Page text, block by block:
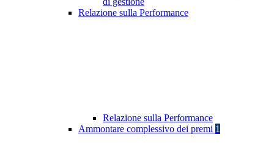
Relazione sulla Performance
Relazione sulla Performance
Ammontare complessivo dei premi 1